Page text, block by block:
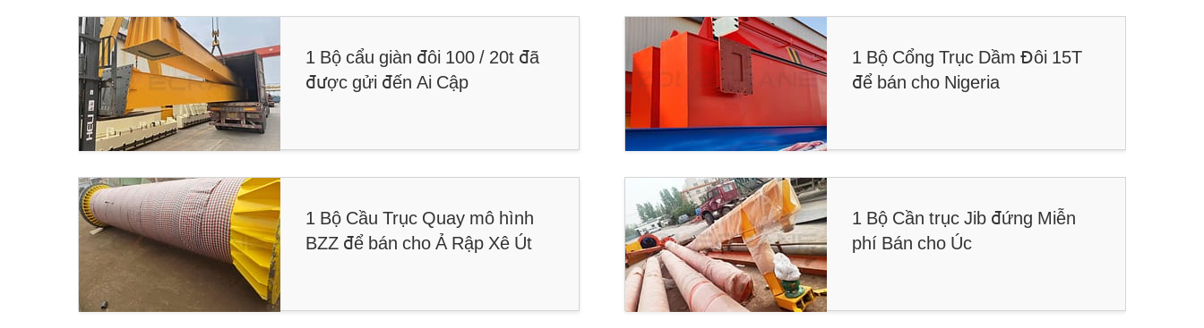
1 Bộ cẩu giàn đôi 100 / 20t đã
được gửi đến Ai Cập
1 Bộ Cổng Trục Dầm Đôi 15T
để bán cho Nigeria
1 Bộ Cầu Trục Quay mô hình
BZZ để bán cho Ả Rập Xê Út
1 Bộ Cần trục Jib đứng Miễn
phí Bán cho Úc